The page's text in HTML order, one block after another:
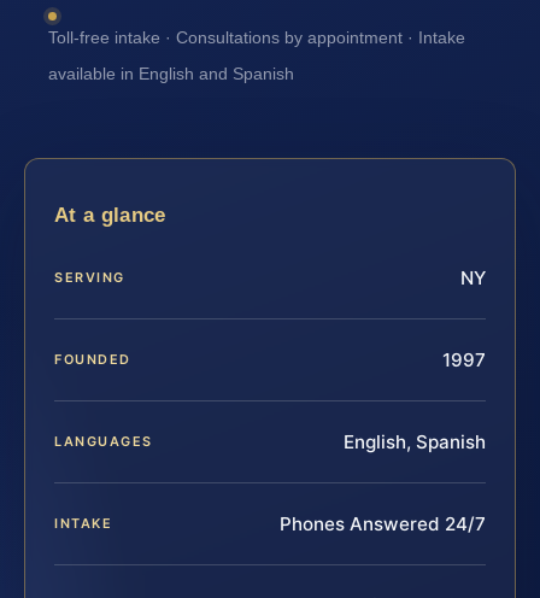
Toll-free intake · Consultations by appointment · Intake
available in English and Spanish
At a glance
SERVING NY
FOUNDED 1997
LANGUAGES English, Spanish
INTAKE Phones Answered 24/7